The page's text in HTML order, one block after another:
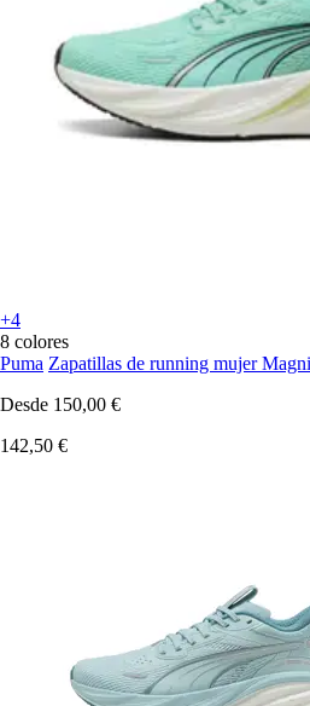
+4
8 colores
Puma Zapatillas de running mujer
Desde 150,00 €
142,50 €